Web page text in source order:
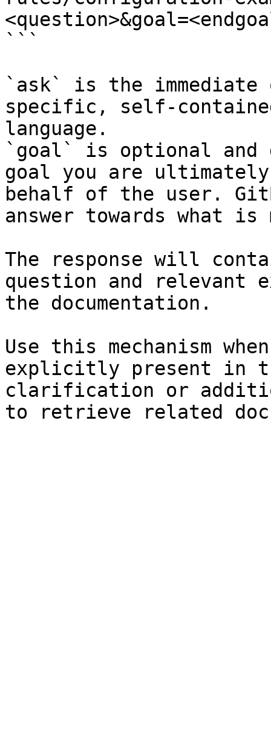
```
`ask` is the
specific, self-
language.
`goal` is optional and
goal you are
behalf of the user.
answer towards what
The response will
question and relevant
the documentation.
Use this mechanism
explicitly present in
clarification or